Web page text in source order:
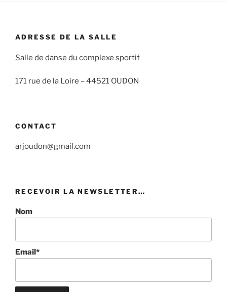
ADRESSE DE LA SALLE
Salle de danse du complexe sportif
171 rue de la Loire –44521 OUDON
CONTACT
arjoudon@gmail.com
RECEVOIR LA NEWSLETTER…
Nom
Email*